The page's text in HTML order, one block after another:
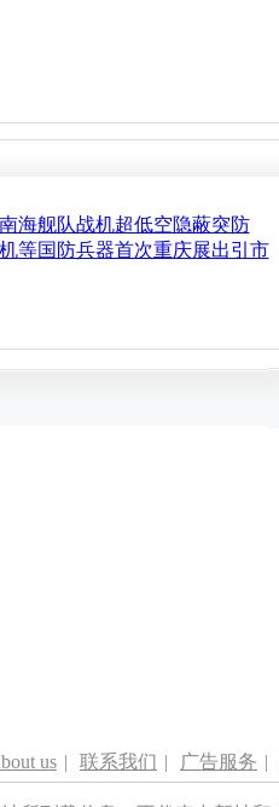
海舰队战机超低空隐蔽突防
等国防兵器首次重庆展出引市
us | 联系我们 | 广告服务 |